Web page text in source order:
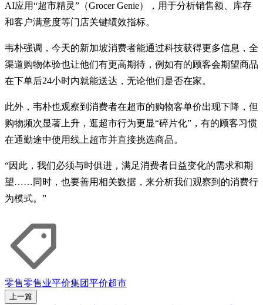
AI应用“超市精灵”（Grocer Genie），用于分析销售额、库存
和客户满意度等门店关键绩效指标。
韦朴强调，今天的新加坡消费者能通过科技获得更多信息，全
渠道购物体验也让他们有更高期待，例如有的顾客会期望商品
在下单后24小时内就能送达，无论他们是否在家。
此外，韦朴也观察到消费者在超市的购物客单价出现下降，但
购物频次显著上升，逛超市行为更显“碎片化”，有的顾客习惯
在通勤途中使用线上超市并直接挑选商品。
“因此，我们必须与时俱进，满足消费者日益变化的需求和期
望……同时，也要善用相关数据，来分析我们观察到的消费行
为模式。”
零售零售业平价集团平价超市
上一篇